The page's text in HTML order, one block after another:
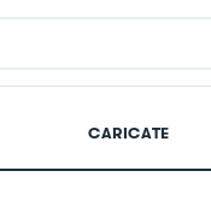
CARICATE